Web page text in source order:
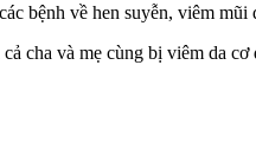
bệnh về hen suyễn, viêm mũi
cha và mẹ cùng bị viêm da